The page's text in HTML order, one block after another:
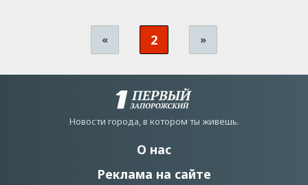
« 2 »
Новости города, в котором ты живешь.
О нас
Реклама на сайте